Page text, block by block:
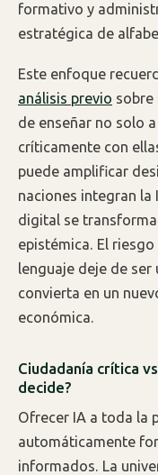
formativo y
estratégica de
Este enfoque
análisis previo sobre
de enseñar no solo
críticamente con
puede amplificar
naciones integran la
digital se
epistémica. El
lenguaje deje de
convierta en un
económica.
Ciudadanía crítica
decide?
Ofrecer IA a toda la
automáticamente
informados. La